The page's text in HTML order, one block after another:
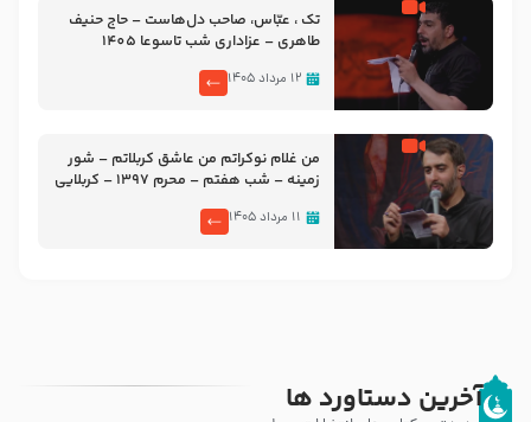
تک ، عبّاس، صاحب دل‌هاست – حاج حنیف
طاهری – عزاداری شب تاسوعا 1405
۱۲ مرداد ۱۴۰۵
من غلام نوکراتم من عاشق کربلاتم – شور
زمینه – شب هفتم – محرم 1397 – کربلایی
۱۱ مرداد ۱۴۰۵
آخرین دستاورد ها